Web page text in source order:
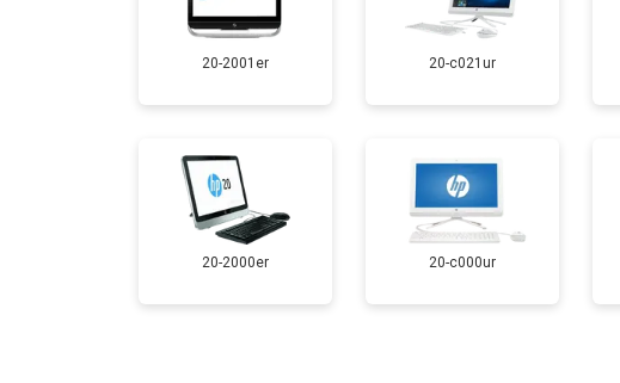
20-2001er 20-c021ur
20-2000er 20-c000ur